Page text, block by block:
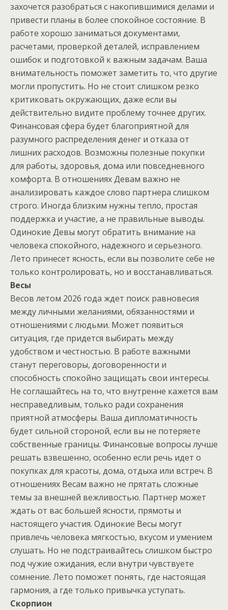
захочется разобраться с накопившимися делами и
привести планы в более спокойное состояние. В
работе хорошо заниматься документами,
расчетами, проверкой деталей, исправлением
ошибок и подготовкой к важным задачам. Ваша
внимательность поможет заметить то, что другие
могли пропустить. Но не стоит слишком резко
критиковать окружающих, даже если вы
действительно видите проблему точнее других.
Финансовая сфера будет благоприятной для
разумного распределения денег и отказа от
лишних расходов. Возможны полезные покупки
для работы, здоровья, дома или повседневного
комфорта. В отношениях Девам важно не
анализировать каждое слово партнера слишком
строго. Иногда близким нужны тепло, простая
поддержка и участие, а не правильные выводы.
Одинокие Девы могут обратить внимание на
человека спокойного, надежного и серьезного.
Лето принесет ясность, если вы позволите себе не
только контролировать, но и восстанавливаться.
Весы
Весов летом 2026 года ждет поиск равновесия
между личными желаниями, обязанностями и
отношениями с людьми. Может появиться
ситуация, где придется выбирать между
удобством и честностью. В работе важными
станут переговоры, договоренности и
способность спокойно защищать свои интересы.
Не соглашайтесь на то, что внутренне кажется вам
несправедливым, только ради сохранения
приятной атмосферы. Ваша дипломатичность
будет сильной стороной, если вы не потеряете
собственные границы. Финансовые вопросы лучше
решать взвешенно, особенно если речь идет о
покупках для красоты, дома, отдыха или встреч. В
отношениях Весам важно не прятать сложные
темы за внешней вежливостью. Партнер может
ждать от вас большей ясности, прямоты и
настоящего участия. Одинокие Весы могут
привлечь человека мягкостью, вкусом и умением
слушать. Но не подстраивайтесь слишком быстро
под чужие ожидания, если внутри чувствуете
сомнение. Лето поможет понять, где настоящая
гармония, а где только привычка уступать.
Скорпион